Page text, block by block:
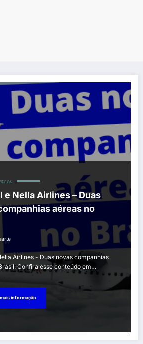
e Nella Airlines – Duas
aéreas no
Airlines - Duas novas companhias
Confira esse conteúdo em…
informação